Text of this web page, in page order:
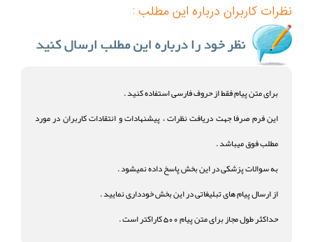
نظرات کاربران درباره این مطلب :
برای متن پیام فقط از حروف فارسی استفاده کنید .
این فرم صرفا جهت دریافت نظرات ، پیشنهادات و انتقادات کاربران در مورد
مطلب فوق میباشد .
به سوالات پزشکی در این بخش پاسخ داده نمیشود .
از ارسال پیام های تبلیغاتی در این بخش خودداری نمایید .
حداکثر طول مجاز برای متن پیام 500 کاراکتر است .